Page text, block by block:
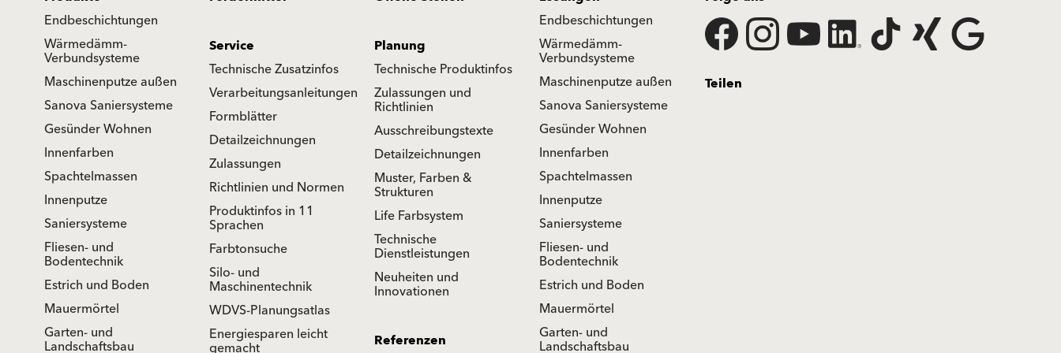
Endbeschichtungen
Wärmedämm-
Verbundsysteme
Maschinenputze außen
Sanova Saniersysteme
Gesünder Wohnen
Innenfarben
Spachtelmassen
Innenputze
Saniersysteme
Fliesen- und
Bodentechnik
Estrich und Boden
Mauermörtel
Garten- und
Landschaftsbau
Endbeschichtungen
Wärmedämm-
Verbundsysteme
Maschinenputze außen
Sanova Saniersysteme
Gesünder Wohnen
Innenfarben
Spachtelmassen
Innenputze
Saniersysteme
Fliesen- und
Bodentechnik
Estrich und Boden
Mauermörtel
Garten- und
Landschaftsbau
Service
Technische Zusatzinfos
Verarbeitungsanleitungen
Formblätter
Detailzeichnungen
Zulassungen
Richtlinien und Normen
Produktinfos in 11
Sprachen
Farbtonsuche
Silo- und
Maschinentechnik
WDVS-Planungsatlas
Energiesparen leicht
gemacht
Planung
Technische Produktinfos
Zulassungen und
Richtlinien
Ausschreibungstexte
Detailzeichnungen
Muster, Farben &
Strukturen
Life Farbsystem
Technische
Dienstleistungen
Neuheiten und
Innovationen
Referenzen
Teilen